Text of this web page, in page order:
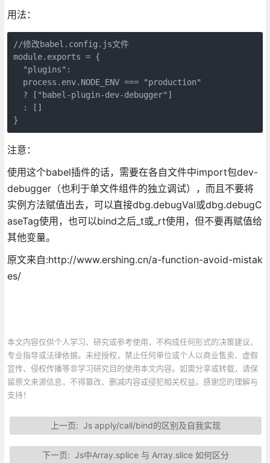
用法：
//修改babel.config.js文件
module.exports = {
  "plugins":
  process.env.NODE_ENV === "production"
  ? ["babel-plugin-dev-debugger"]
  : []
}
注意：
使用这个babel插件的话，需要在各自文件中import包dev-
debugger（也利于单文件组件的独立调试），而且不要将
实例方法赋值出去，可以直接dbg.debugVal或dbg.debugC
aseTag使用，也可以bind之后_t或_rt使用，但不要再赋值给
其他变量。
原文来自:http://www.ershing.cn/a-function-avoid-mistak
es/
本文内容仅供个人学习、研究或参考使用，不构成任何形式的决策建议、
专业指导或法律依据。未经授权，禁止任何单位或个人以商业售卖、虚假
宣传、侵权传播等非学习研究目的使用本文内容。如需分享或转载，请保
留原文来源信息，不得篡改、删减内容或侵犯相关权益。感谢您的理解与
支持！
上一页: Js apply/call/bind的区别及自我实现
下一页: Js中Array.splice 与 Array.slice 如何区分